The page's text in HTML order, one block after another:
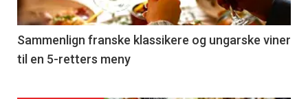
-
5
Sammenlign franske klassikere og ungarske viner
til en 5-retters meny